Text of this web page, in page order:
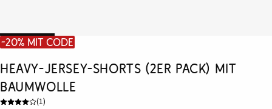
-20% mit Code
Heavy-Jersey-Shorts (2er Pack) mit
Baumwolle
(1)